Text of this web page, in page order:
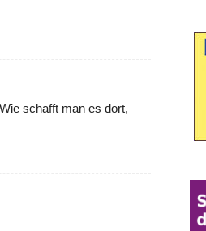
schafft man es dort,